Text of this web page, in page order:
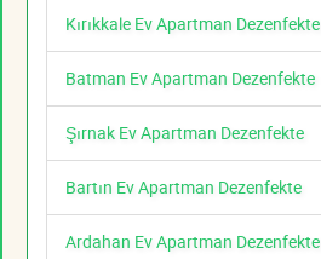
Kırıkkale Ev Apartman Dezenfekte
Batman Ev Apartman Dezenfekte
Şırnak Ev Apartman Dezenfekte
Bartın Ev Apartman Dezenfekte
Ardahan Ev Apartman Dezenfekte